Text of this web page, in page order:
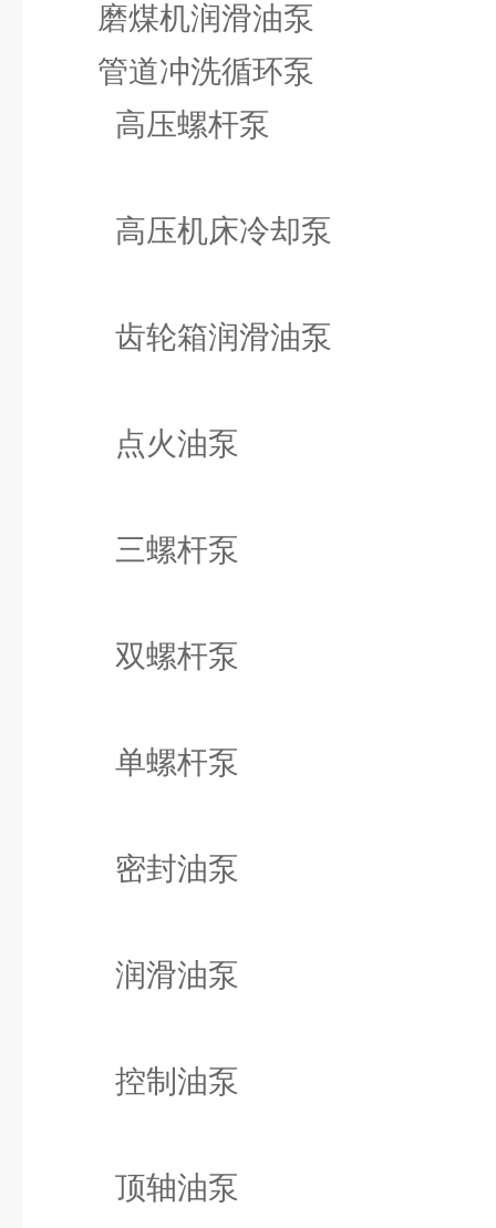
磨煤机润滑油泵
管道冲洗循环泵
高压螺杆泵
高压机床冷却泵
齿轮箱润滑油泵
点火油泵
三螺杆泵
双螺杆泵
单螺杆泵
密封油泵
润滑油泵
控制油泵
顶轴油泵